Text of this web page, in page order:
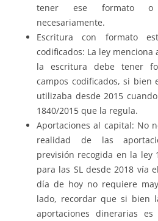
tener ese formato o
necesariamente.
Escritura con formato
codificados: La ley
la escritura debe tener
campos codificados, si bien
utilizaba desde 2015
1840/2015 que la regula.
Aportaciones al capital: No
realidad de las
previsión recogida en la ley
para las SL desde 2018 vía
día de hoy no requiere
lado, recordar que si bien
aportaciones dinerarias